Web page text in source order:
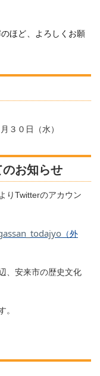
ほど、よろしくお願
３０日（水）
お知らせ
りTwitterのアカウン
（外
、安来市の歴史文化
。